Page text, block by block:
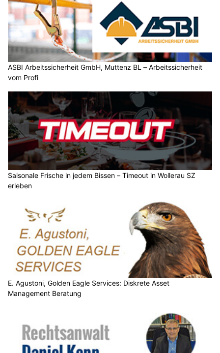
ASBI Arbeitssicherheit GmbH, Muttenz BL – Arbeitssicherheit
vom Profi
Saisonale Frische in jedem Bissen – Timeout in Wollerau SZ
erleben
E. Agustoni, Golden Eagle Services: Diskrete Asset
Management Beratung